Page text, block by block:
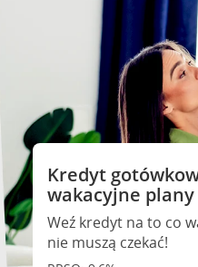
Kredyt
wakacyjne plany
Weź kredyt na to co
nie muszą czekać!